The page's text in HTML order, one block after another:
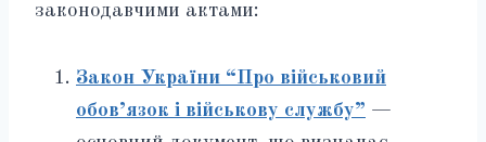
законодавчими актами:
Закон України “Про військовий
обов’язок і військову службу” —